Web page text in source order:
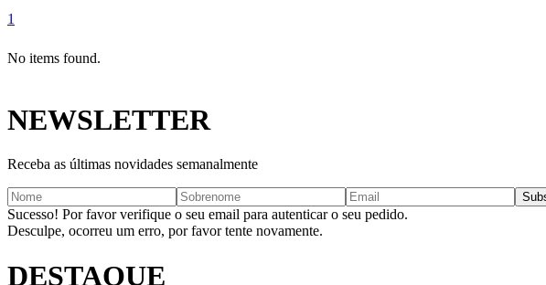
1
No items found.
NEWSLETTER
Receba as últimas novidades semanalmente
Sucesso! Por favor verifique o seu email para autenticar o seu pedido.
Desculpe, ocorreu um erro, por favor tente novamente.
DESTAQUE